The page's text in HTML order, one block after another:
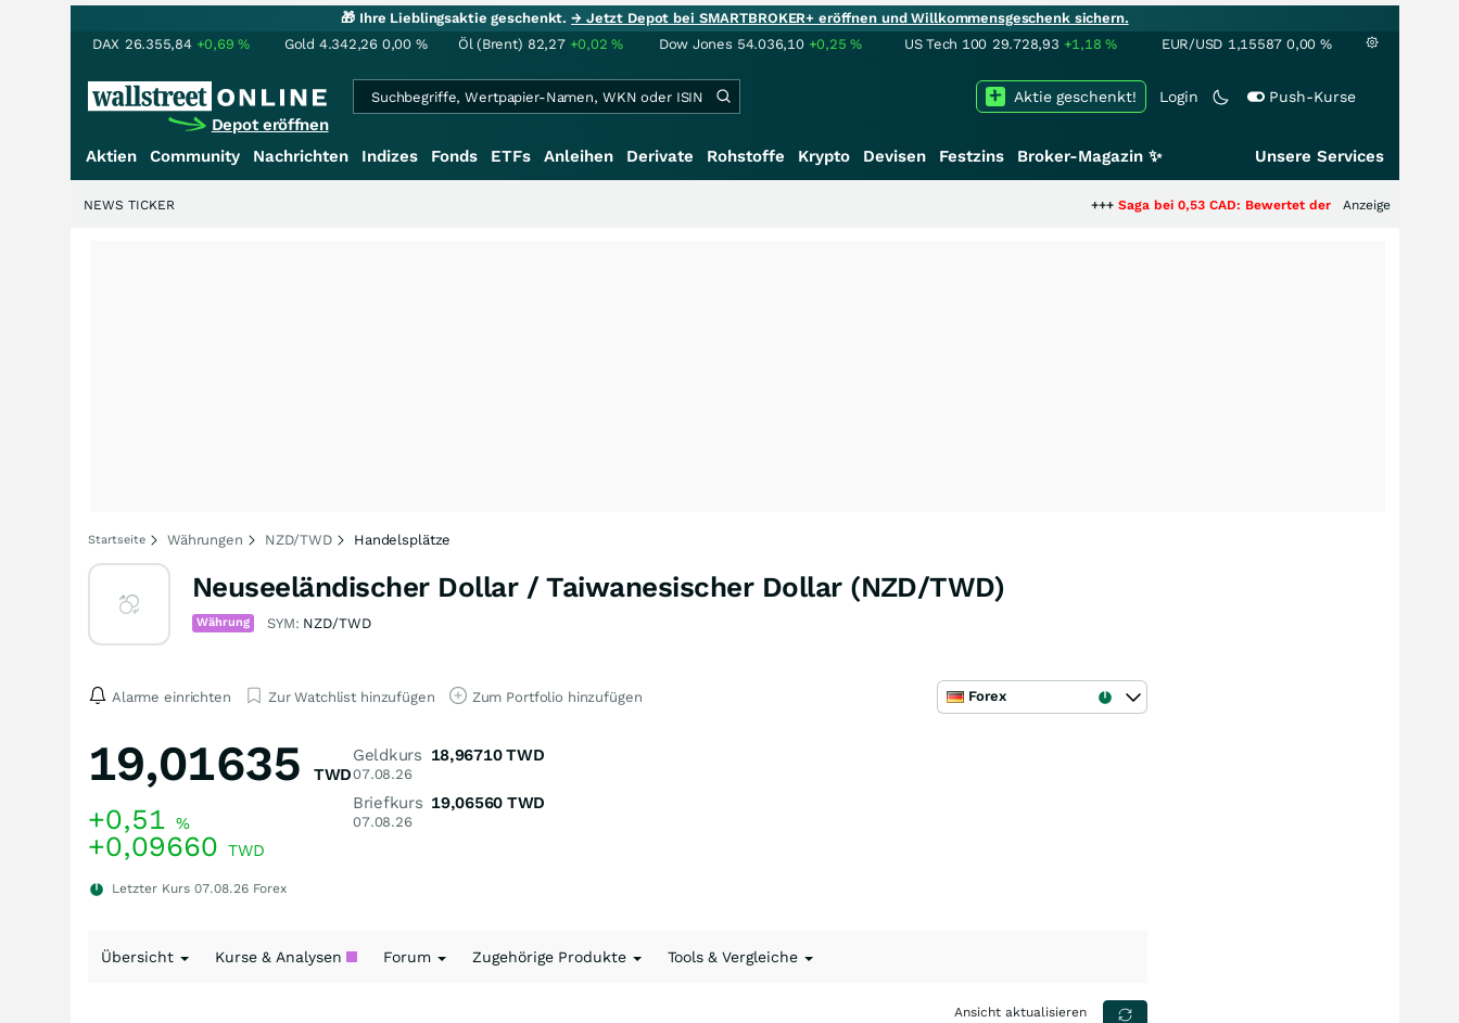
🎁 Ihre Lieblingsaktie geschenkt.→ Jetzt Depot bei SMARTBROKER+ eröffnen und Willkommensgeschenk sichern.
DAX 26.355,84 +0,69% Gold 4.342,26 0,00 % Öl (Brent) 82,27 +0,02% Dow Jones 54.036,10 +0,25% US Tech 100 29.728,93 +1,18% EUR/USD 1,15587 0,00 %
Depot eröffnen
Login Push-Kurse
Aktie geschenkt!
Aktien Community Nachrichten Indizes Fonds ETFs Anleihen Derivate Rohstoffe Krypto Devisen Festzins Broker-Magazin ✨ Unsere Services
Saga bei 0,53 CAD: Bewertet der Markt noch immer nur
Anzeige
NEWS TICKER
Startseite Währungen NZD/TWD Handelsplätze
Neuseeländischer Dollar / Taiwanesischer Dollar (NZD/TWD)
Währung SYM: NZD/TWD
Alarme einrichten Zur Watchlist hinzufügen Zum Portfolio hinzufügen Forex
19,01635 TWD
+0,51 %
+0,09660 TWD
Letzter Kurs 07.08.26 Forex
Geldkurs
07.08.26
18,96710 TWD
Briefkurs
07.08.26
19,06560 TWD
Übersicht Kurse & Analysen Forum Zugehörige Produkte Tools & Vergleiche
Ansicht aktualisieren